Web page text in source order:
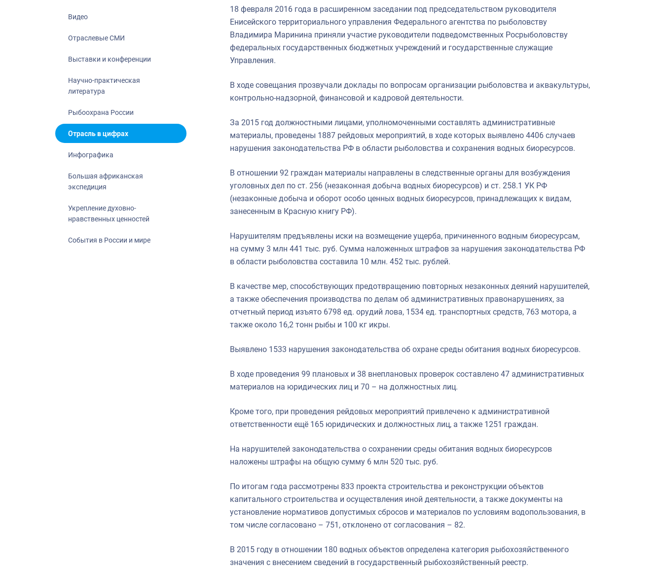
Видео
Отраслевые СМИ
Выставки и конференции
Научно-практическая
литература
Рыбоохрана России
Отрасль в цифрах
Инфографика
Большая африканская
экспедиция
Укрепление духовно-
нравственных ценностей
События в России и мире
18 февраля 2016 года в расширенном заседании под председательством руководителя
Енисейского территориального управления Федерального агентства по рыболовству
Владимира Маринина приняли участие руководители подведомственных Росрыболовству
федеральных государственных бюджетных учреждений и государственные служащие
Управления.
В ходе совещания прозвучали доклады по вопросам организации рыболовства и аквакультуры,
контрольно-надзорной, финансовой и кадровой деятельности.
За 2015 год должностными лицами, уполномоченными составлять административные
материалы, проведены 1887 рейдовых мероприятий, в ходе которых выявлено 4406 случаев
нарушения законодательства РФ в области рыболовства и сохранения водных биоресурсов.
В отношении 92 граждан материалы направлены в следственные органы для возбуждения
уголовных дел по ст. 256 (незаконная добыча водных биоресурсов) и ст. 258.1 УК РФ
(незаконные добыча и оборот особо ценных водных биоресурсов, принадлежащих к видам,
занесенным в Красную книгу РФ).
Нарушителям предъявлены иски на возмещение ущерба, причиненного водным биоресурсам,
на сумму 3 млн 441 тыс. руб. Сумма наложенных штрафов за нарушения законодательства РФ
в области рыболовства составила 10 млн. 452 тыс. рублей.
В качестве мер, способствующих предотвращению повторных незаконных деяний нарушителей,
а также обеспечения производства по делам об административных правонарушениях, за
отчетный период изъято 6798 ед. орудий лова, 1534 ед. транспортных средств, 763 мотора, а
также около 16,2 тонн рыбы и 100 кг икры.
Выявлено 1533 нарушения законодательства об охране среды обитания водных биоресурсов.
В ходе проведения 99 плановых и 38 внеплановых проверок составлено 47 административных
материалов на юридических лиц и 70 – на должностных лиц.
Кроме того, при проведения рейдовых мероприятий привлечено к административной
ответственности ещё 165 юридических и должностных лиц, а также 1251 граждан.
На нарушителей законодательства о сохранении среды обитания водных биоресурсов
наложены штрафы на общую сумму 6 млн 520 тыс. руб.
По итогам года рассмотрены 833 проекта строительства и реконструкции объектов
капитального строительства и осуществления иной деятельности, а также документы на
установление нормативов допустимых сбросов и материалов по условиям водопользования, в
том числе согласовано – 751, отклонено от согласования – 82.
В 2015 году в отношении 180 водных объектов определена категория рыбохозяйственного
значения с внесением сведений в государственный рыбохозяйственный реестр.